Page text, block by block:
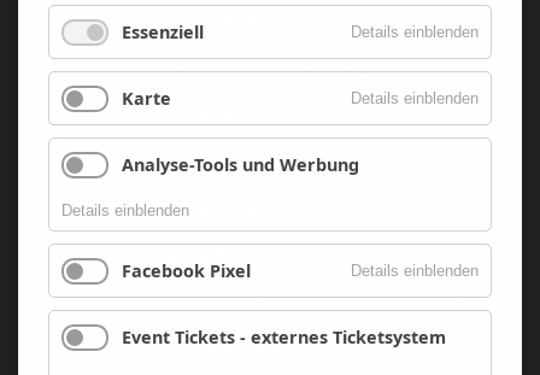
Villa Mocc /
Mieten
Villa Mocc /Hochzeiten
Villa Mocc /
Trauern
Villa Mocc /Tanzschule
Villa Mocc /
Villa Mocc /Tasting
Villa Mocc /kulturelle Veranstaltungen
Villa Mocc /Partys
Essenziell Details einblenden
Karte Details einblenden
Analyse-Tools und Werbung
Details einblenden
Facebook Pixel Details einblenden
Event Tickets - externes Ticketsystem